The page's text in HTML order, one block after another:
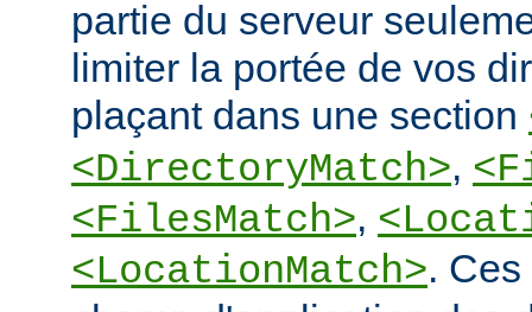
partie du serveur
limiter la portée de vos
plaçant dans une section
<DirectoryMatch>,
<FilesMatch>,
<LocationMatch>.